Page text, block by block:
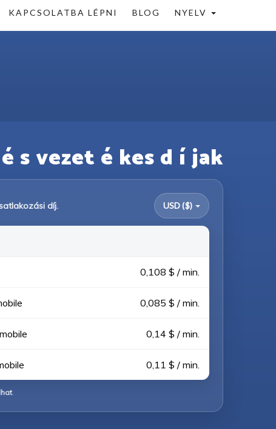
KAPCSOLATBA LÉPNI BLOG NYELV
s vezet é kes d í jak
díj. USD ($)
0,108 $ / min.
0,085 $ / min.
0,14 $ / min.
0,11 $ / min.
.